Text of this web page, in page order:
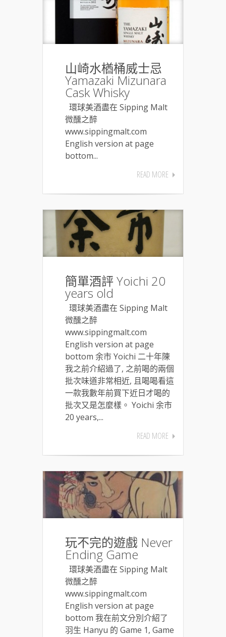
山崎水楢桶威士忌
Yamazaki Mizunara
Cask Whisky
環球美酒盡在 Sipping Malt
微醺之醉
www.sippingmalt.com
English version at page
bottom...
READ MORE
簡單酒評 Yoichi 20
years old
環球美酒盡在 Sipping Malt
微醺之醉
www.sippingmalt.com
English version at page
bottom 余市 Yoichi 二十年陳
我之前介紹過了, 之前喝的兩個
批次味道非常相近, 且喝喝看這
一款我數年前買下近日才喝的
批次又是怎麼樣。 Yoichi 余市
20 years,...
READ MORE
玩不完的遊戲 Never
Ending Game
環球美酒盡在 Sipping Malt
微醺之醉
www.sippingmalt.com
English version at page
bottom 我在前文分別介紹了
羽生 Hanyu 的 Game 1, Game